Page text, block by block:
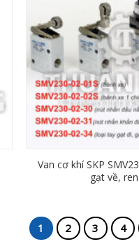
Van cơ khí SKP
gạt về,
1 2 3 4